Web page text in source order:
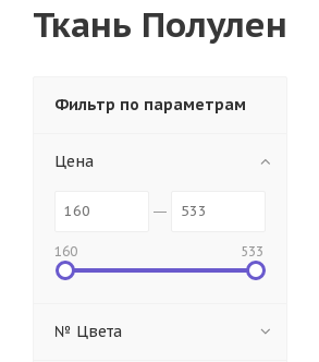
Ткань Полулен
Фильтр по параметрам
Цена
160 533
№ Цвета